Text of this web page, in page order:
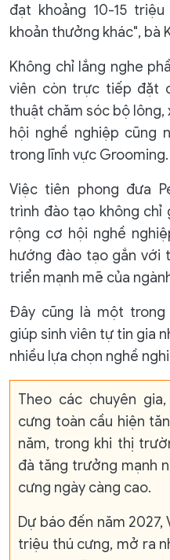
đạt khoảng 10-15
khoản thưởng khác", bà
Không chỉ lắng nghe
viên còn trực tiếp đặt
thuật chăm sóc bộ lông,
hội nghề nghiệp cũng
trong lĩnh vực Grooming.
Việc tiên phong đưa
trình đào tạo không chỉ
rộng cơ hội nghề
hướng đào tạo gắn với
triển mạnh mẽ của
Đây cũng là một
giúp sinh viên tự tin gia
nhiều lựa chọn nghề
Theo các chuyên
cưng toàn cầu hiện
năm, trong khi thị
đà tăng trưởng mạnh
cưng ngày càng cao.
Dự báo đến năm 2027,
triệu thú cưng, mở ra